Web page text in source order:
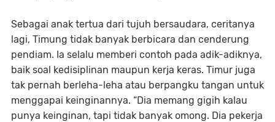
Sebagai anak tertua dari tujuh bersaudara, ceritanya
lagi, Timung tidak banyak berbicara dan cenderung
pendiam. Ia selalu memberi contoh pada adik-adiknya,
baik soal kedisiplinan maupun kerja keras. Timur juga
tak pernah berleha-leha atau berpangku tangan untuk
menggapai keinginannya. “Dia memang gigih kalau
punya keinginan, tapi tidak banyak omong. Dia pekerja